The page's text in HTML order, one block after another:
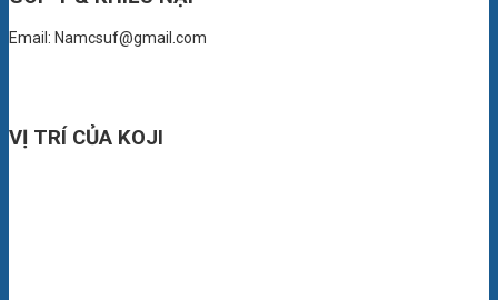
Email: Namcsuf@gmail.com
VỊ TRÍ CỦA KOJI